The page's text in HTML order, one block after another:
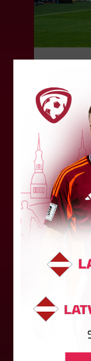
aizvadīja
0:2
Jūlijā